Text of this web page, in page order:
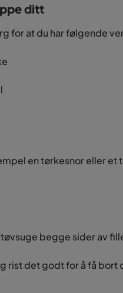
ditt
for at du har følgende
en tørkesnor eller et
begge sider av
rist det godt for å få bort